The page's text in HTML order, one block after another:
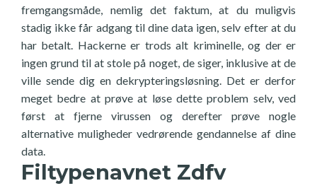
fremgangsmåde, nemlig det faktum, at du muligvis
stadig ikke får adgang til dine data igen, selv efter at du
har betalt. Hackerne er trods alt kriminelle, og der er
ingen grund til at stole på noget, de siger, inklusive at de
ville sende dig en dekrypteringsløsning. Det er derfor
meget bedre at prøve at løse dette problem selv, ved
først at fjerne virussen og derefter prøve nogle
alternative muligheder vedrørende gendannelse af dine
data.
Filtypenavnet Zdfv